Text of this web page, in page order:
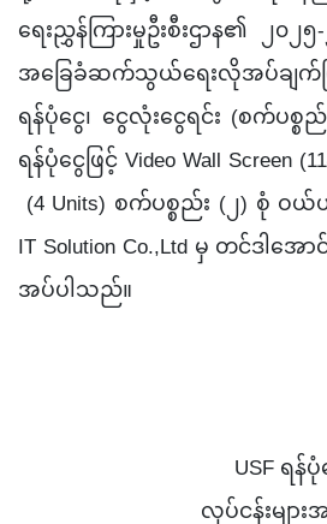
ရေးညွှန်ကြားမှုဦးစီးဌာန၏
၂၀၂
အခြေခံဆက်သွယ်ရေးလိုအပ်ချက်ဖ
ရန်ပုံငွေ၊ ငွေလုံးငွေရင်း (စက်ပစ္
ရန်ပုံငွေဖြင့် Video Wall Screen
(4 Units) စက်ပစ္စည်း (၂) စုံ ဝယ်
IT Solution Co.,Ltd မှ တင်ဒါအေ
အပ်ပါသည်။
USF ရန်
လုပ်ငန်းမျ